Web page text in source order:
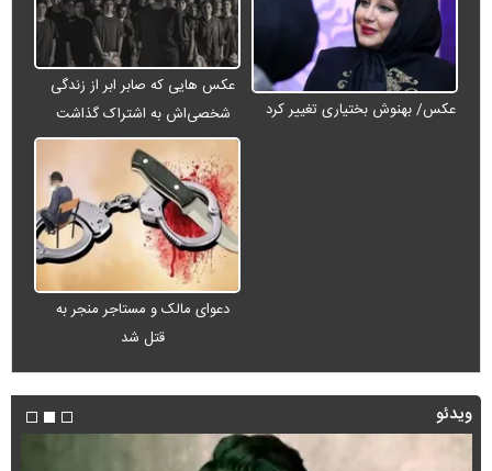
عکس/ بهنوش بختیاری تغییر کرد
عکس هایی که صابر ابر از زندگی
شخصی‌اش به اشتراک گذاشت
دعوای مالک و مستاجر منجر به
قتل شد
ویدئو